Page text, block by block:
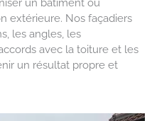
un bâtiment ou
extérieure. Nos façadiers
les angles, les
avec la toiture et les
un résultat propre et